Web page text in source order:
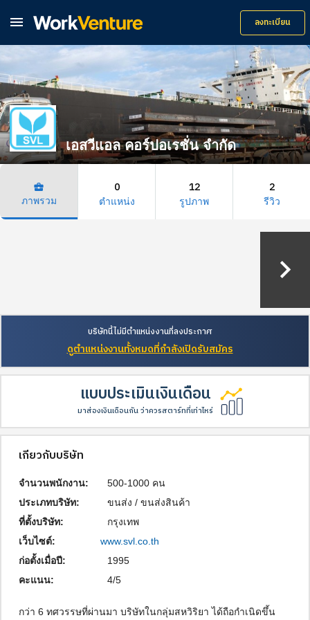
 ลงทะเบียน
เอสวีแอล คอร์ปอเรชั่น จำกัด
business_center
ภาพรวม
0
ตำแหน่ง
12
รูปภาพ
2
รีวิว
keyboard_arrow_right
บริษัทนี้ไม่มีตำแหน่งงานที่ลงประกาศ
ดูตำแหน่งงานทั้งหมดที่กำลังเปิดรับสมัคร
แบบประเมินเงินเดือน
มาส่องเงินเดือนกัน ว่าควรสตาร์ทที่เท่าไหร่
เกี่ยวกับบริษัท
จำนวนพนักงาน:
500-1000 คน
ประเภทบริษัท:
ขนส่ง / ขนส่งสินค้า
ที่ตั้งบริษัท:
กรุงเทพ
เว็บไซต์:
www.svl.co.th
ก่อตั้งเมื่อปี:
1995
คะแนน:
4/5
กว่า 6 ทศวรรษที่ผ่านมา บริษัทในกลุ่มสหวิริยา ได้ถือกำเนิดขึ้น